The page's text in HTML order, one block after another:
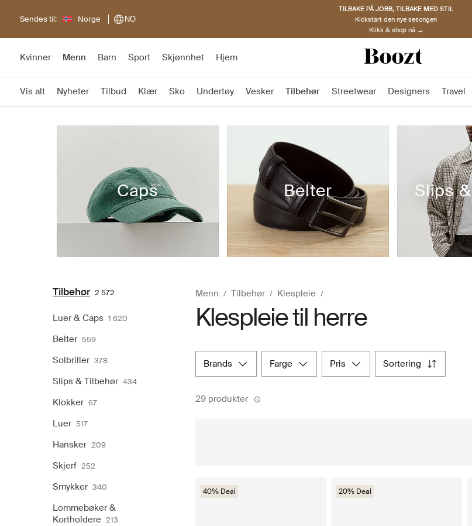
Sendes til: Norge NO
TILBAKE PÅ JOBB, TILBAKE MED STIL
Kickstart den nye sesongen
Klikk & shop nå →
Kvinner Menn Barn Sport Skjønnhet Hjem
Vis alt Nyheter Tilbud Klær Sko Undertøy Vesker Tilbehør Streetwear Designers Travel
Caps Belter Slips
Tilbehør 2 572
Luer & Caps 1 620
Belter 559
Solbriller 378
Slips & Tilbehør 434
Klokker 67
Luer 517
Hansker 209
Skjerf 252
Smykker 340
Lommebøker &
Kortholdere 213
Menn Tilbehør Klespleie
Klespleie til herre
brands farge pris sortering
29 produkter
40% Deal 20% Deal